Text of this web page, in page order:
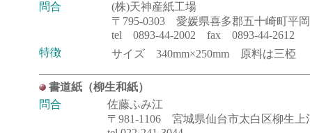
問合
(株)天神産紙工場
〒795-0303 愛媛県喜多郡五十崎町平岡
tel 0893-44-2002 fax 0893-44-2612
特徴
サイズ 340mm×250mm 原料は三椏
書道紙（柳生和紙）
問合
佐藤ふみ江
〒981-1106 宮城県仙台市太白区柳生上